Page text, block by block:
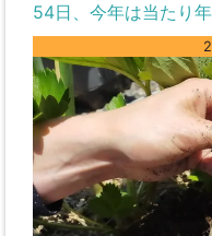
54日、今年は当たり